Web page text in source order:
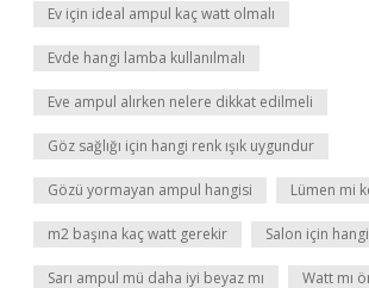
Ev için ideal ampul kaç watt olmalı
Evde hangi lamba kullanılmalı
Eve ampul alırken nelere dikkat edilmeli
Göz sağlığı için hangi renk ışık uygundur
Gözü yormayan ampul hangisi Lümen mi
m2 başına kaç watt gerekir Salon için
Sarı ampul mü daha iyi beyaz mı Watt mı